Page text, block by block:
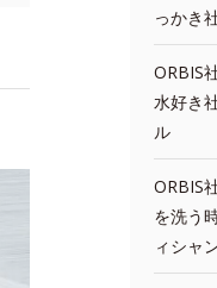
っかき
ORBIS
水好き
ル
ORBIS
を洗う
ィシャ